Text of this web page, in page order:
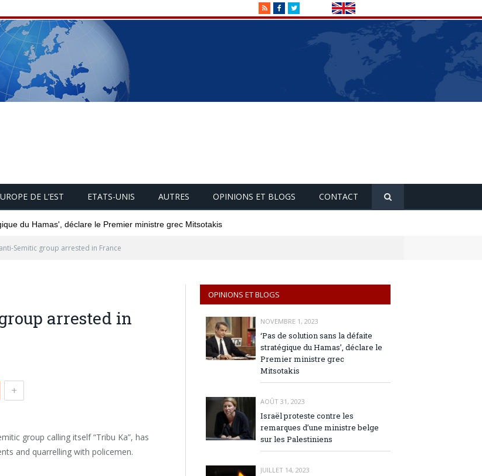
RSSFacebookTwitter
DE L’EST ETATS-UNIS AUTRES OPINIONS ET BLOGS CONTACT
du Hamas', déclare le Premier ministre grec Mitsotakis
Semitic group arrested in France
arrested in
+
group calling itself “Tribu Ka”, has
and quarrelling with policemen.
OPINIONS ET BLOGS
NOVEMBRE 1, 2023
‘Pas de solution sans la défaite
stratégique du Hamas’, déclare le
Premier ministre grec
Mitsotakis
AOÛT 31, 2023
Israël proteste contre les
remarques d’une ministre belge
sur les Palestiniens
JUILLET 14, 2023